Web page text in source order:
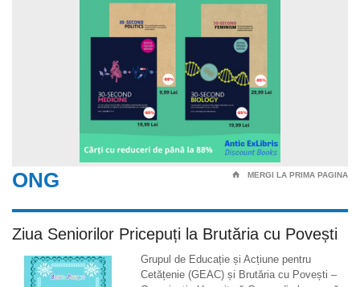
ONG ⌂ MERGI LA PRIMA PAGINA
Ziua Seniorilor Pricepuți la Brutăria cu Povești
Grupul de Educație și Acțiune pentru
Cetățenie (GEAC) și Brutăria cu Povești –